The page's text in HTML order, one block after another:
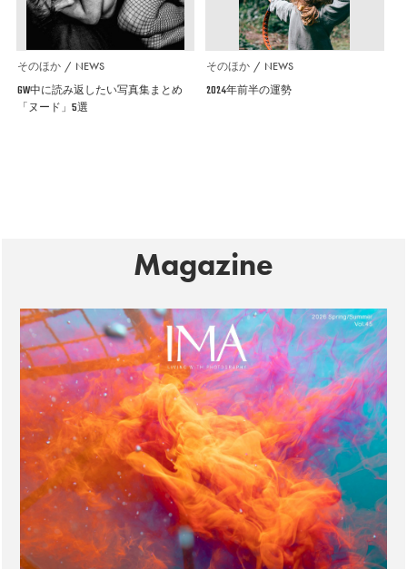
そのほか NEWS
GW中に読み返したい写真集まとめ
「ヌード」5選
そのほか NEWS
2024年前半の運勢
Magazine